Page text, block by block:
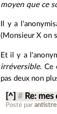
moyen que ce
Il y a
(Monsieur X on
Et il y a
irréversible. Ce
pas deux non
[^] # Re:
Posté par